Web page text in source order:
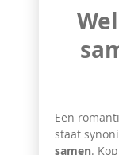
Een
staat
samen.